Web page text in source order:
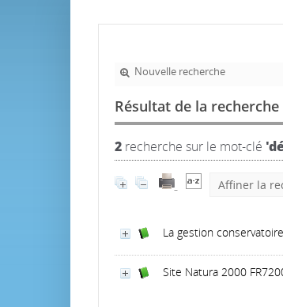
Nouvelle recherche
Résultat de la recherche
2recherche sur le mot-clé
Affiner la
La gestion
Site Natura 2000